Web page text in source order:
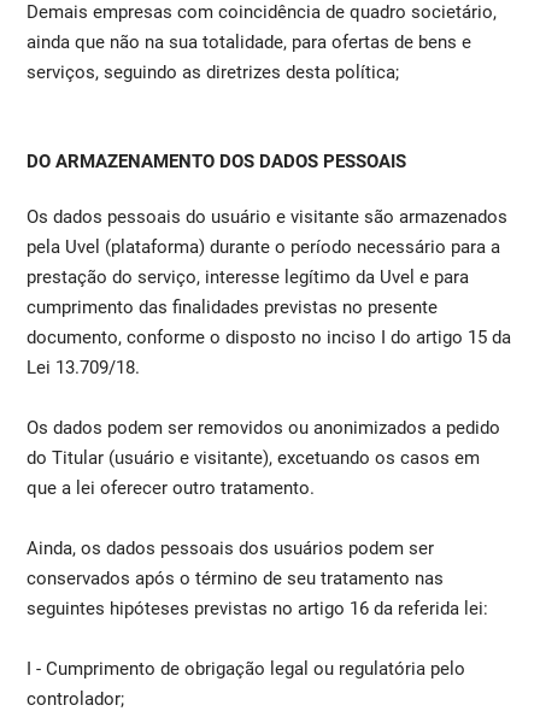
Demais empresas com coincidência de quadro societário,
ainda que não na sua totalidade, para ofertas de bens e
serviços, seguindo as diretrizes desta política;
DO ARMAZENAMENTO DOS DADOS PESSOAIS
Os dados pessoais do usuário e visitante são armazenados
pela Uvel (plataforma) durante o período necessário para a
prestação do serviço, interesse legítimo da Uvel e para
cumprimento das finalidades previstas no presente
documento, conforme o disposto no inciso I do artigo 15 da
Lei 13.709/18.
Os dados podem ser removidos ou anonimizados a pedido
do Titular (usuário e visitante), excetuando os casos em
que a lei oferecer outro tratamento.
Ainda, os dados pessoais dos usuários podem ser
conservados após o término de seu tratamento nas
seguintes hipóteses previstas no artigo 16 da referida lei:
I - Cumprimento de obrigação legal ou regulatória pelo
controlador;